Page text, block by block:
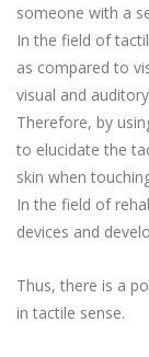
someone with a
In the field of
as compared to
visual and
Therefore, by
to elucidate the
skin when
In the field of
devices and
Thus, there is a
in tactile sense.